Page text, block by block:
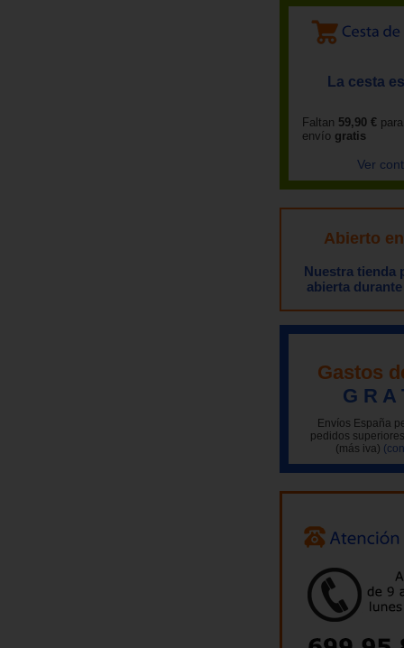
La cesta
Faltan 59,90 €
envío gratis
Ver
Abierto
Nuestra tienda
abierta
Gastos
G R A
Envíos España
pedidos
(más iva)